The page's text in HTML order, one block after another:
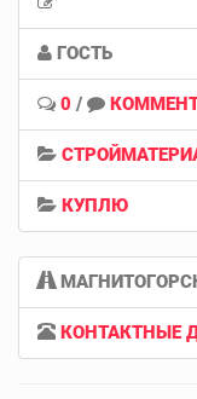
ГОСТЬ
0 /
КУПЛЮ
КОНТАКТНЫЕ